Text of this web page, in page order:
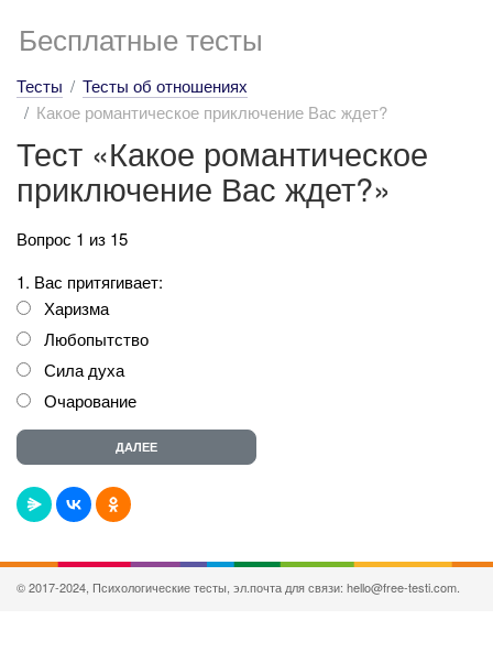
Бесплатные тесты
Тесты
Тесты об отношениях
Какое романтическое приключение Вас ждет?
Тест «Какое романтическое
приключение Вас ждет?»
Вопрос 1 из 15
1. Вас притягивает:
Харизма
Любопытство
Сила духа
Очарование
© 2017-2024, Психологические тесты, эл.почта для связи: hello@free-testi.com.